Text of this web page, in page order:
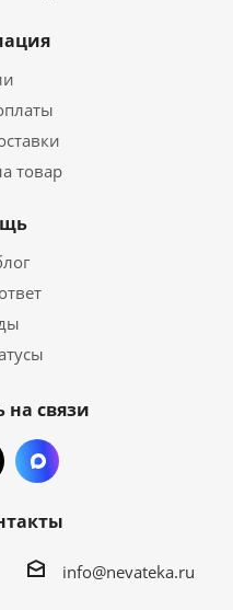
товар
на связи
info@nevateka.ru